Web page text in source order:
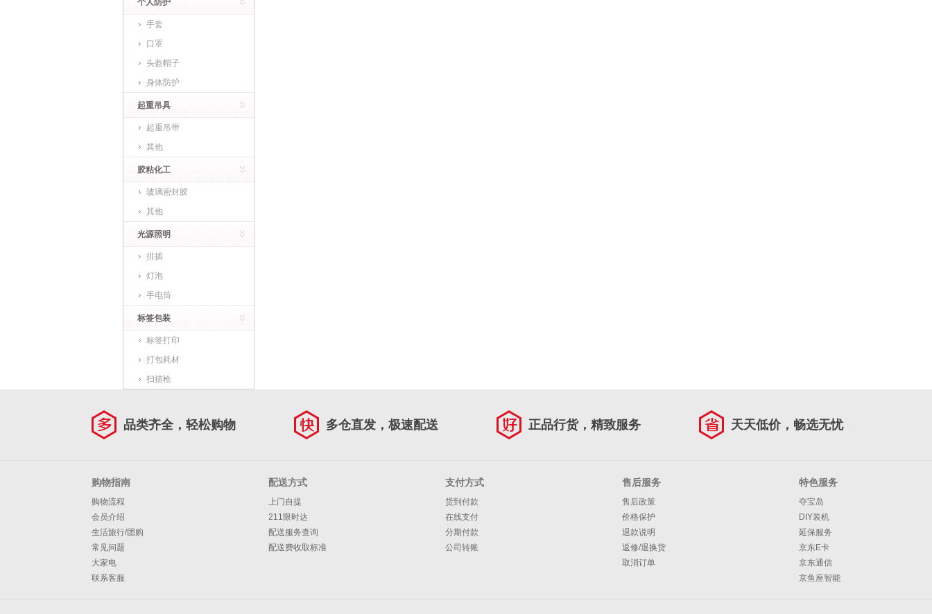
个人防护
手套
口罩
头盔帽子
身体防护
起重吊具
起重吊带
其他
胶粘化工
玻璃密封胶
其他
光源照明
排插
灯泡
手电筒
标签包装
标签打印
打包耗材
扫描枪
品类齐全，轻松购物 多仓直发，极速配送 正品行货，精致服务 天天低价，畅选无忧
购物指南
购物流程
会员介绍
生活旅行/团购
常见问题
大家电
联系客服
配送方式
上门自提
211限时达
配送服务查询
配送费收取标准
支付方式
货到付款
在线支付
分期付款
公司转账
售后服务
售后政策
价格保护
退款说明
返修/退换货
取消订单
特色服务
夺宝岛
DIY装机
延保服务
京东E卡
京东通信
京鱼座智能